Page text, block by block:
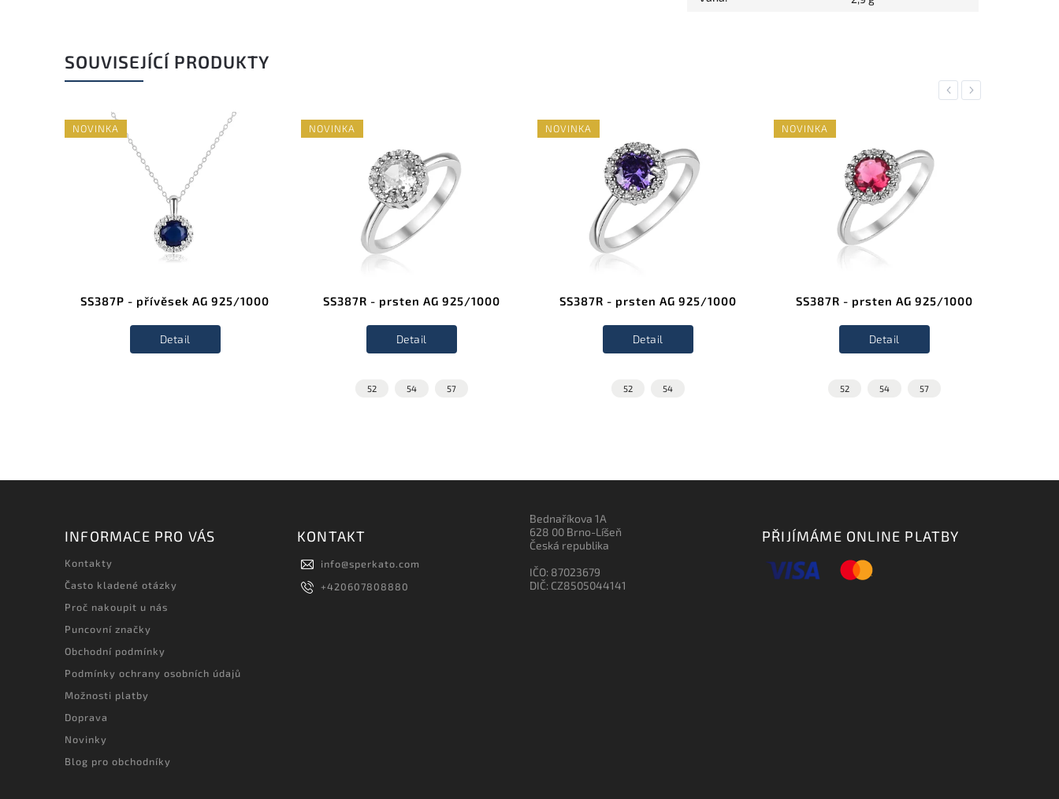
SOUVISEJÍCÍ PRODUKTY
Previous
NOVINKA
SS387P - přívěsek AG 925/1000
Detail
NOVINKA
SS387R - prsten AG 925/1000
Detail
52 54 57
NOVINKA
SS387R - prsten AG 925/1000
Detail
52 54
NOVINKA
SS387R - prsten AG 925/1000
Detail
52 54 57
Next
INFORMACE PRO VÁS
Kontakty
Často kladené otázky
Proč nakoupit u nás
Puncovní značky
Obchodní podmínky
Podmínky ochrany osobních údajů
Možnosti platby
Doprava
Novinky
Blog pro obchodníky
KONTAKT
info@sperkato.com
+420607808880
Bednaříkova 1A
628 00 Brno-Líšeň
Česká republika
IČO: 87023679
DIČ: CZ8505044141
PŘIJÍMÁME ONLINE PLATBY